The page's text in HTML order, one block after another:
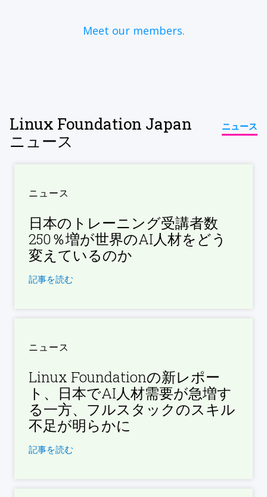
Meet our members.
Linux Foundation Japan
ニュース
ニュース
ニュース
日本のトレーニング受講者数
250％増が世界のAI人材をどう
変えているのか
記事を読む
ニュース
Linux Foundationの新レポー
ト、日本でAI人材需要が急増す
る一方、フルスタックのスキル
不足が明らかに
記事を読む